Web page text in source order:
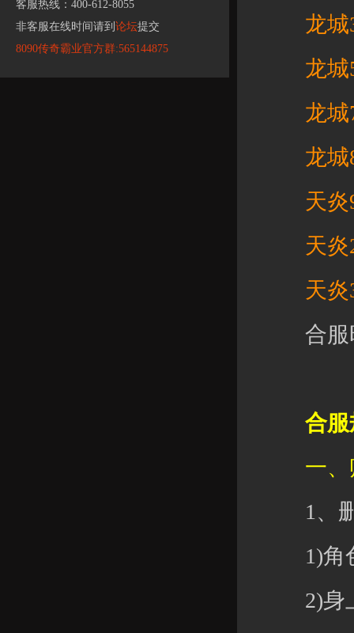
客服热线：400-612-8055
非客服在线时间请到 论坛提交
8090传奇霸业官方群:565144875
龙城32
龙城54
龙城
龙城
天炎9
天炎26
天炎38
合服
合服
一、
1、删
1)角
2)身